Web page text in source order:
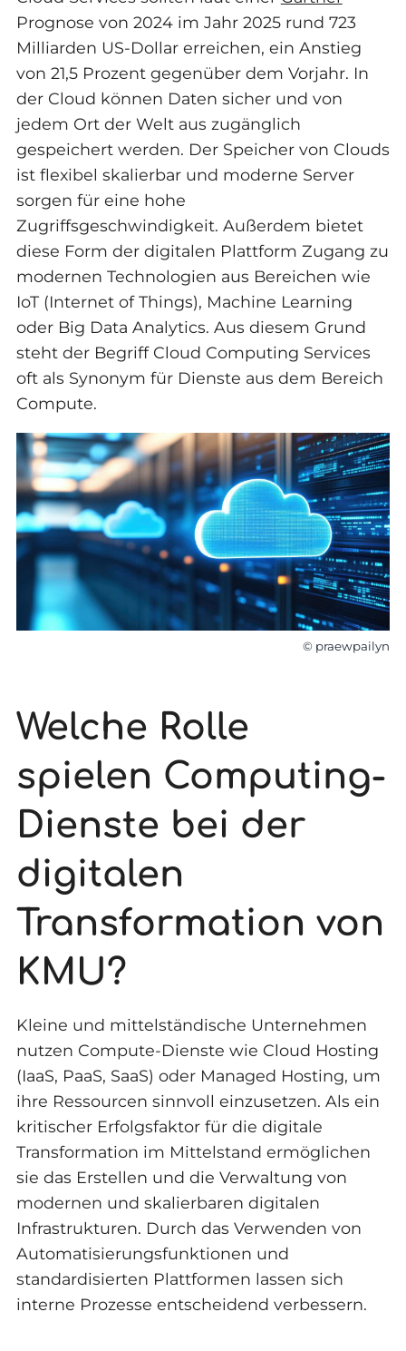
Prognose von 2024 im Jahr 2025 rund 723
Milliarden US-Dollar erreichen, ein Anstieg
von 21,5 Prozent gegenüber dem Vorjahr. In
der Cloud können Daten sicher und von
jedem Ort der Welt aus zugänglich
gespeichert werden. Der Speicher von Clouds
ist flexibel skalierbar und moderne Server
sorgen für eine hohe
Zugriffsgeschwindigkeit. Außerdem bietet
diese Form der digitalen Plattform Zugang zu
modernen Technologien aus Bereichen wie
IoT (Internet of Things), Machine Learning
oder Big Data Analytics. Aus diesem Grund
steht der Begriff Cloud Computing Services
oft als Synonym für Dienste aus dem Bereich
Compute.
© praewpailyn
Welche Rolle
spielen Computing-
Dienste bei der
digitalen
Transformation von
KMU?
Kleine und mittelständische Unternehmen
nutzen Compute-Dienste wie Cloud Hosting
(IaaS, PaaS, SaaS) oder Managed Hosting, um
ihre Ressourcen sinnvoll einzusetzen. Als ein
kritischer Erfolgsfaktor für die digitale
Transformation im Mittelstand ermöglichen
sie das Erstellen und die Verwaltung von
modernen und skalierbaren digitalen
Infrastrukturen. Durch das Verwenden von
Automatisierungsfunktionen und
standardisierten Plattformen lassen sich
interne Prozesse entscheidend verbessern.